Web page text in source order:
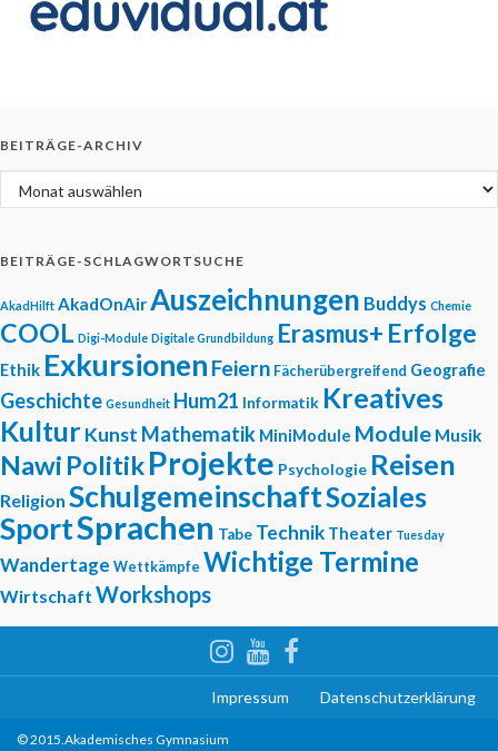
BEITRÄGE-ARCHIV
Beiträge-Archiv
BEITRÄGE-SCHLAGWORTSUCHE
AkadHilft AkadOnAirAuszeichnungen Buddys Chemie
COOL Digi-Module Digitale Grundbildung Erasmus+ Erfolge
Ethik Exkursionen Feiern Fächerübergreifend Geografie
Geschichte Gesundheit Hum21 Informatik Kreatives
KulturKunst Mathematik MiniModule Module Musik
Nawi PolitikProjekte Psychologie Reisen
Religion SchulgemeinschaftSoziales
SportSprachen Tabe Technik Theater Tuesday
Wandertage Wettkämpfe Wichtige Termine
Wirtschaft Workshops
Impressum Datenschutzerklärung
© 2015.Akademisches Gymnasium